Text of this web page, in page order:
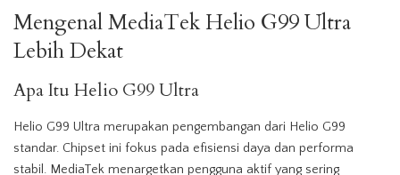
Mengenal MediaTek Helio G99 Ultra
Lebih Dekat
Apa Itu Helio G99 Ultra
Helio G99 Ultra merupakan pengembangan dari Helio G99
standar. Chipset ini fokus pada efisiensi daya dan performa
stabil. MediaTek menargetkan pengguna aktif yang sering